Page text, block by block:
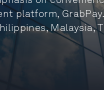
platform,
Malaysia,